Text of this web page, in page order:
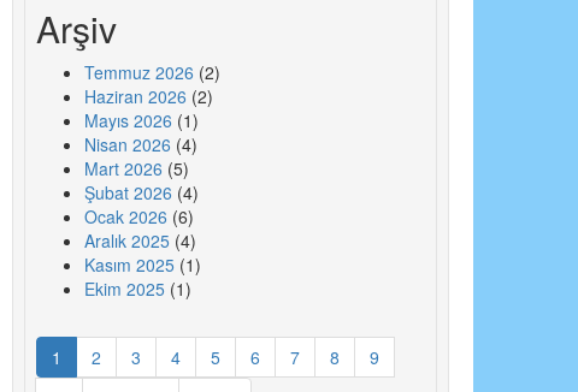
Arşiv
Temmuz 2026 (2)
Haziran 2026 (2)
Mayıs 2026 (1)
Nisan 2026 (4)
Mart 2026 (5)
Şubat 2026 (4)
Ocak 2026 (6)
Aralık 2025(4)
Kasım 2025(1)
Ekim 2025(1)
1 2 3 4 5 6 7 8
9